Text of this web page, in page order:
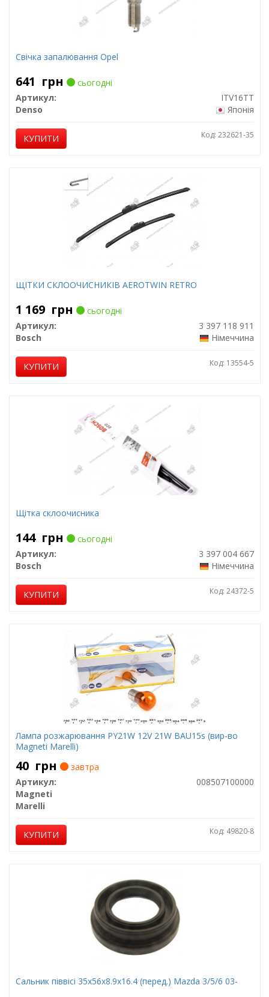
Свічка запалювання Opel
641 грн
сьогодні
Артикул:
ITV16TT
Denso
Японія
КУПИТИ Код: 232621-35
ЩІТКИ СКЛООЧИСНИКІВ AEROTWIN RETRO
1 169 грн
сьогодні
Артикул:
3 397 118 911
Bosch
Німеччина
КУПИТИ Код: 13554-5
Щітка склоочисника
144 грн
сьогодні
Артикул:
3 397 004 667
Bosch
Німеччина
КУПИТИ Код: 24372-5
Лампа розжарювання PY21W 12V 21W BAU15s (вир-во
Magneti Marelli)
40 грн
завтра
Артикул:
008507100000
Magneti
Marelli
КУПИТИ Код: 49820-8
Сальник піввісі 35x56x8.9x16.4 (перед.) Mazda 3/5/6 03-